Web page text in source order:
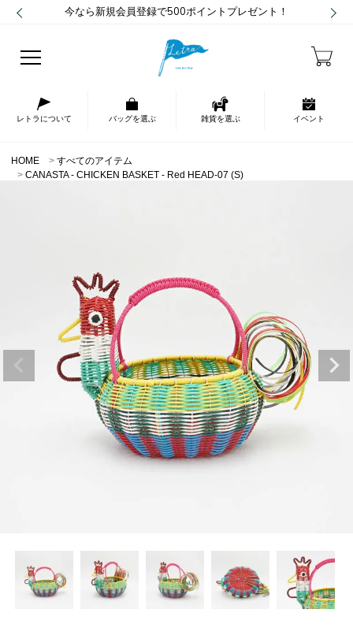
今なら新規会員登録で500ポイントプレゼント！
レトラについて バッグを選ぶ 雑貨を選ぶ イベント
HOME
すべてのアイテム
CANASTA - CHICKEN BASKET - Red HEAD-07 (S)